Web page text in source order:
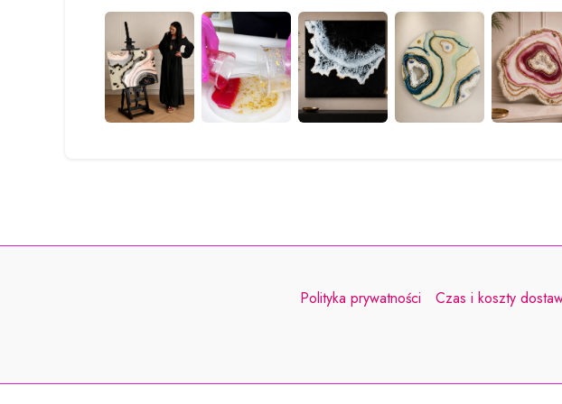
Polityka prywatności Czas i koszty